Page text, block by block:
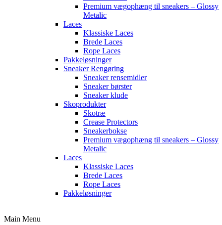
Premium vægophæng til sneakers – Glossy
Metalic
Laces
Klassiske Laces
Brede Laces
Rope Laces
Pakkeløsninger
Sneaker Rengøring
Sneaker rensemidler
Sneaker børster
Sneaker klude
Skoprodukter
Skotræ
Crease Protectors
Sneakerbokse
Premium vægophæng til sneakers – Glossy
Metalic
Laces
Klassiske Laces
Brede Laces
Rope Laces
Pakkeløsninger
Main Menu